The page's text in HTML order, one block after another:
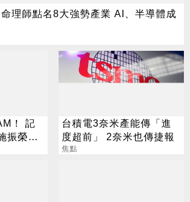
理師點名8大強勢產業 AI、半導體成
！ 記
振榮：
台積電3奈米產能傳「進
度超前」 2奈米也傳捷報
焦點